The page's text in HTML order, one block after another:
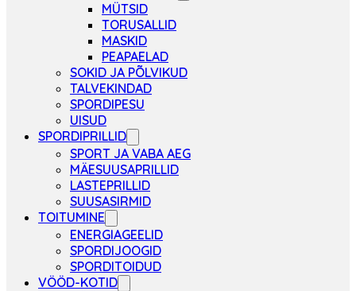
MÜTSID
TORUSALLID
MASKID
PEAPAELAD
SOKID JA PÕLVIKUD
TALVEKINDAD
SPORDIPESU
UISUD
SPORDIPRILLID
SPORT JA VABA AEG
MÄESUUSAPRILLID
LASTEPRILLID
SUUSASIRMID
TOITUMINE
ENERGIAGEELID
SPORDIJOOGID
SPORDITOIDUD
VÖÖD-KOTID